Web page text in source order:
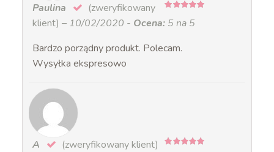
Paulina
(zweryfikowany
klient) – 10/02/2020 - Ocena: 5 na 5
Bardzo porządny produkt. Polecam.
Wysyłka ekspresowo
A
(zweryfikowany klient)